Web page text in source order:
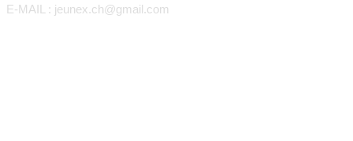
E-MAIL : jeunex.ch@gmail.com